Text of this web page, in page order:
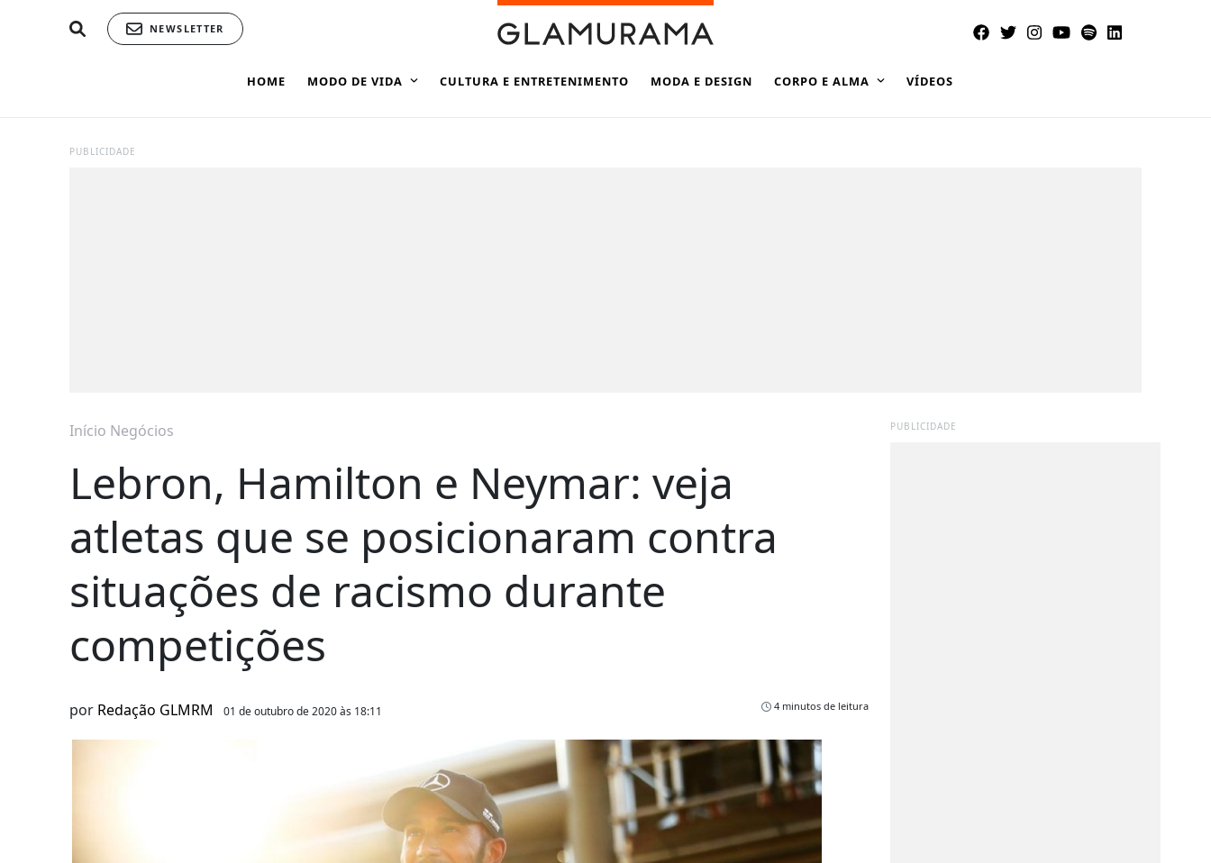
NEWSLETTER
HOME MODO DE VIDA CULTURA E ENTRETENIMENTO MODA E DESIGN CORPO E ALMA VÍDEOS
PUBLICIDADE
Início Negócios
Lebron, Hamilton e Neymar: veja
atletas que se posicionaram contra
situações de racismo durante
competições
por Redação GLMRM 01 de outubro de 2020 às 18:11 4 minutos de leitura
PUBLICIDADE